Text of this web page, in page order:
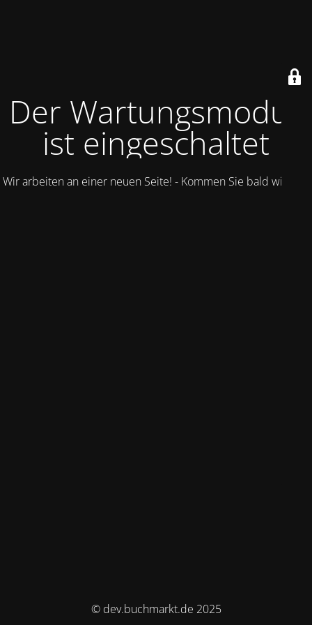
Der Wartungsmodus
ist eingeschaltet
Wir arbeiten an einer neuen Seite! - Kommen Sie bald wieder.
© dev.buchmarkt.de 2025